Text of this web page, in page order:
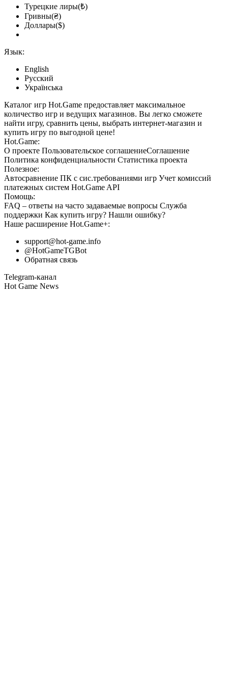
Турецкие лиры(₺)
Гривны(₴)
Доллары($)
Язык:
English
Русский
Українська
Каталог игр Hot.Game предоставляет максимальное
количество игр и ведущих магазинов. Вы легко сможете
найти игру, сравнить цены, выбрать интернет-магазин и
купить игру по выгодной цене!
Hot.Game:
О проекте Пользовательское соглашениеСоглашение
Политика конфиденциальности Статистика проекта
Полезное:
Автосравнение ПК с сис.требованиями игр Учет комиссий
платежных систем Hot.Game API
Помощь:
FAQ – ответы на часто задаваемые вопросы Служба
поддержки Как купить игру? Нашли ошибку?
Наше расширение Hot.Game+:
support@hot-game.info
@HotGameTGBot
Обратная связь
Telegram-канал
Hot Game News